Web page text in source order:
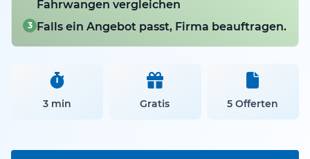
Fahrwangen vergleichen
3 Falls ein Angebot passt, Firma beauftragen.
3 min Gratis 5 Offerten